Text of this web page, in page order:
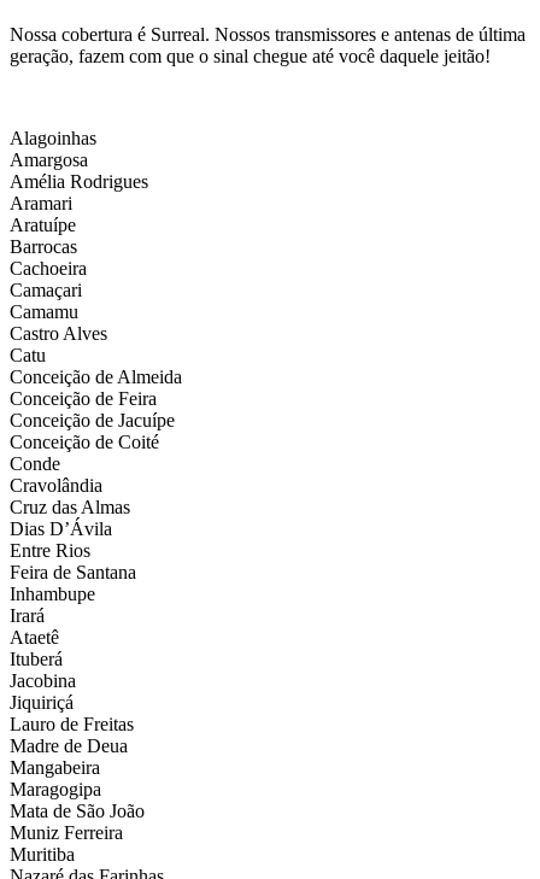
Nossa cobertura é Surreal. Nossos transmissores e antenas de última
geração, fazem com que o sinal chegue até você daquele jeitão!
Alagoinhas
Amargosa
Amélia Rodrigues
Aramari
Aratuípe
Barrocas
Cachoeira
Camaçari
Camamu
Castro Alves
Catu
Conceição de Almeida
Conceição de Feira
Conceição de Jacuípe
Conceição de Coité
Conde
Cravolândia
Cruz das Almas
Dias D’Ávila
Entre Rios
Feira de Santana
Inhambupe
Irará
Ataetê
Ituberá
Jacobina
Jiquiriçá
Lauro de Freitas
Madre de Deua
Mangabeira
Maragogipa
Mata de São João
Muniz Ferreira
Muritiba